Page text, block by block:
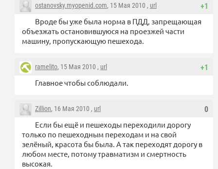
+1
ostanovsky.myopenid.com, 15 Мая 2010 , url
Вроде бы уже была норма в ПДД, запрещающая
объезжать остановившуюся на проезжей части
машину, пропускающую пешехода.
+1
ramelito, 15 Мая 2010 , url
Главное чтобы соблюдали.
0
Zillion, 16 Мая 2010 , url
Если бы ещё и пешеходы переходили дорогу
только по пешеходным переходам и на свой
зелёный, красота бы была. А так переходят дорогу в
любом месте, потому травматизм и смертность
высокая.